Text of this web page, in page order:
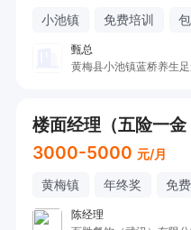
小池镇 免费培训
甄总
黄梅县小池镇蓝桥养生
楼面经理（五险一金
3000-5000 元/月
黄梅镇 年终奖 免
陈经理